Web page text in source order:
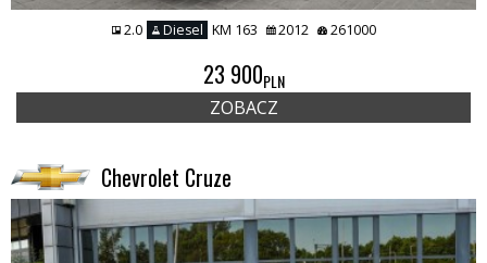
2.0 Diesel KM 163 2012 261000
23 900PLN
ZOBACZ
Chevrolet Cruze